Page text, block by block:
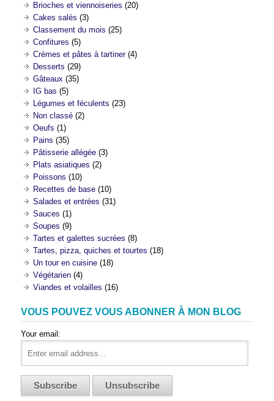
Brioches et viennoiseries (20)
Cakes salés (3)
Classement du mois (25)
Confitures (5)
Crèmes et pâtes à tartiner(4)
Desserts (29)
Gâteaux (35)
IG bas (5)
Légumes et féculents (23)
Non classé (2)
Oeufs (1)
Pains (35)
Pâtisserie allégée (3)
Plats asiatiques (2)
Poissons (10)
Recettes de base (10)
Salades et entrées (31)
Sauces (1)
Soupes (9)
Tartes et galettes sucrées (8)
Tartes, pizza, quiches et tourtes (18)
Un tour en cuisine (18)
Végétarien (4)
Viandes et volailles (16)
VOUS POUVEZ VOUS ABONNER À MON BLOG
Your email: